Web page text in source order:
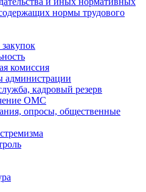
нормы трудового
комиссия
администрации
кадровый резерв
ОМС
опросы, общественные